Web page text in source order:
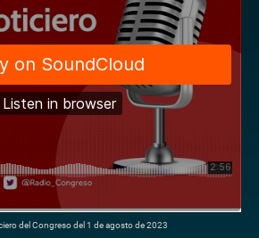
del Congreso del 1 de agosto de 2023